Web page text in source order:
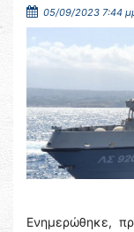
05/09/2023 7:44
Ενημερώθηκε,